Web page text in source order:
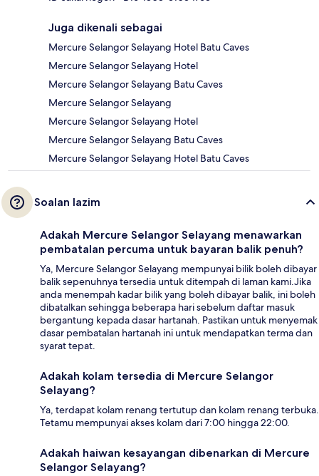
Juga dikenali sebagai
Mercure Selangor Selayang Hotel Batu Caves
Mercure Selangor Selayang Hotel
Mercure Selangor Selayang Batu Caves
Mercure Selangor Selayang
Mercure Selangor Selayang Hotel
Mercure Selangor Selayang Batu Caves
Mercure Selangor Selayang Hotel Batu Caves
Soalan lazim
Adakah Mercure Selangor Selayang menawarkan
pembatalan percuma untuk bayaran balik penuh?
Ya, Mercure Selangor Selayang mempunyai bilik boleh dibayar
balik sepenuhnya tersedia untuk ditempah di laman kami.Jika
anda menempah kadar bilik yang boleh dibayar balik, ini boleh
dibatalkan sehingga beberapa hari sebelum daftar masuk
bergantung kepada dasar hartanah. Pastikan untuk menyemak
dasar pembatalan hartanah ini untuk mendapatkan terma dan
syarat tepat.
Adakah kolam tersedia di Mercure Selangor
Selayang?
Ya, terdapat kolam renang tertutup dan kolam renang terbuka.
Tetamu mempunyai akses kolam dari 7:00 hingga 22:00.
Adakah haiwan kesayangan dibenarkan di Mercure
Selangor Selayang?